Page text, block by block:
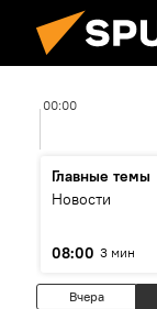
00:00
Главные темы
Новости
08:00 3 мин
Вчера